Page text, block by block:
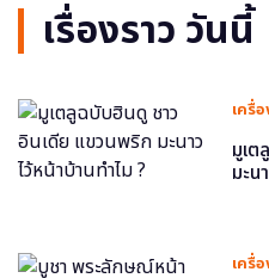
เรื่องราว วันนี้
เครื่
มูเ
มะน
เครื่